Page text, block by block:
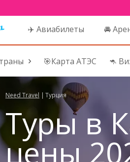
✈️ Авиабилеты 🚘
🎯Карта АТЭС 🦘
Need Travel | Турция
Туры в
цены